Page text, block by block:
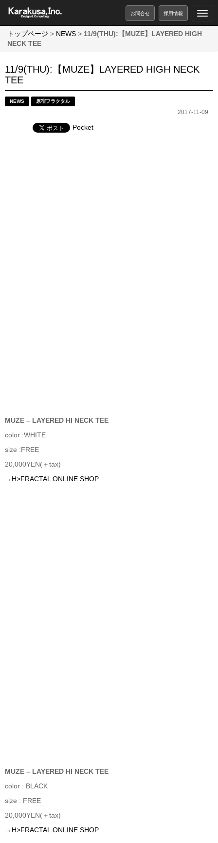
採用情報
お問合せ
トップページ > NEWS > 11/9(THU):【MUZE】LAYERED HIGH
NECK TEE
11/9(THU):【MUZE】LAYERED HIGH NECK
TEE
NEWS 原宿フラクタル
2017-11-09
Pocket
MUZE – LAYERED HI NECK TEE
color :WHITE
size :FREE
20,000YEN(＋tax)
→ H>FRACTAL ONLINE SHOP
MUZE – LAYERED HI NECK TEE
color : BLACK
size : FREE
20,000YEN(＋tax)
→ H>FRACTAL ONLINE SHOP